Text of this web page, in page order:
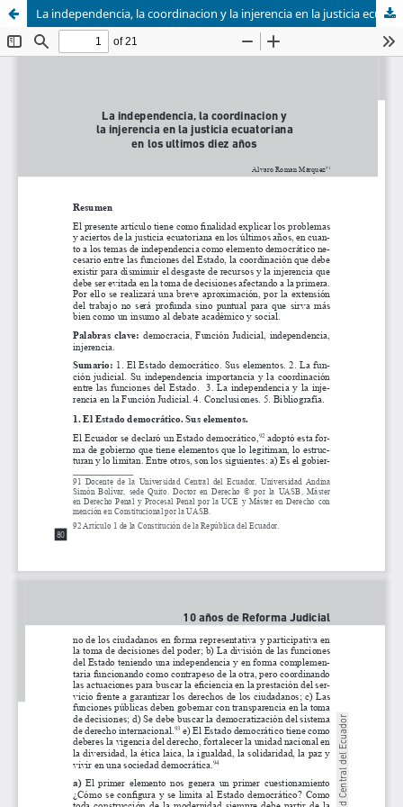
La independencia, la coordinacion y la injerencia en la justicia ecuatoriana en los ultimos diez años